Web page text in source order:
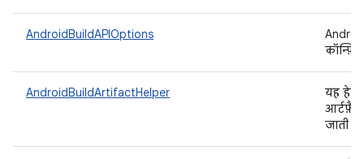
AndroidBuildAPIOptions
AndroidBuildArtifactHelper
यह
जाती